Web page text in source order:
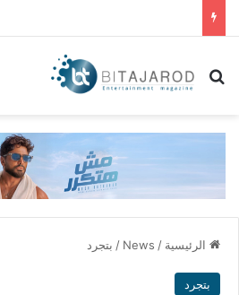
بحث عن
الرئيسية /
News
/ بتجرد
بتجرد